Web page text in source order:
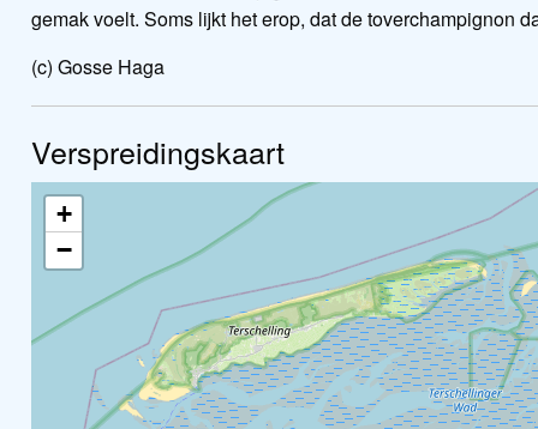
gemak voelt. Soms lijkt het erop, dat de toverchampignon
(c) Gosse Haga
Verspreidingskaart
+
−